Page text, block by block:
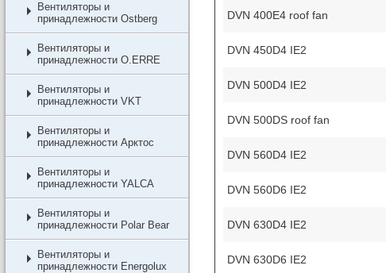
Вентиляторы и
принадлежности Ostberg
Вентиляторы и
принадлежности O.ERRE
Вентиляторы и
принадлежности VKT
Вентиляторы и
принадлежности Арктос
Вентиляторы и
принадлежности YALCA
Вентиляторы и
принадлежности Polar Bear
Вентиляторы и
принадлежности Energolux
DVN 400E4 roof fan
DVN 450D4 IE2
DVN 500D4 IE2
DVN 500DS roof fan
DVN 560D4 IE2
DVN 560D6 IE2
DVN 630D4 IE2
DVN 630D6 IE2